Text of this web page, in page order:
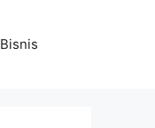
Bisnis